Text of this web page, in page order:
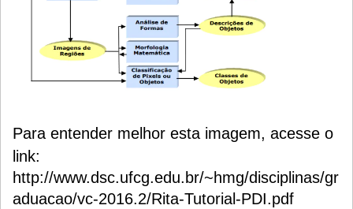
Para entender melhor esta imagem, acesse o
link:
http://www.dsc.ufcg.edu.br/~hmg/disciplinas/gr
aduacao/vc-2016.2/Rita-Tutorial-PDI.pdf